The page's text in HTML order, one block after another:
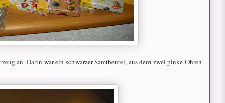
an. Darin war ein schwarzer Samtbeutel, aus dem zwei pinke Ohren